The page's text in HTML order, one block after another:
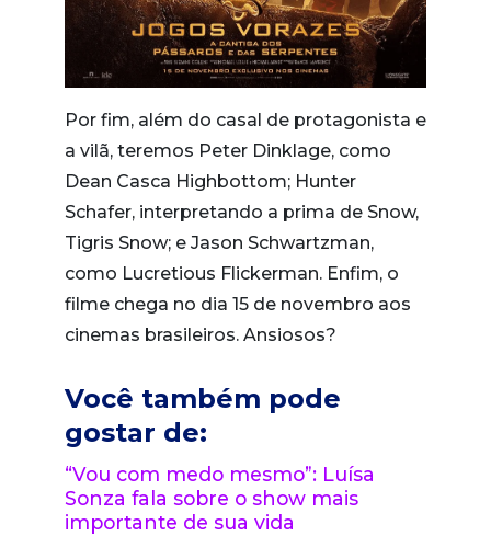
Por fim, além do casal de protagonista e
a vilã, teremos Peter Dinklage, como
Dean Casca Highbottom; Hunter
Schafer, interpretando a prima de Snow,
Tigris Snow; e Jason Schwartzman,
como Lucretious Flickerman. Enfim, o
filme chega no dia 15 de novembro aos
cinemas brasileiros. Ansiosos?
Você também pode
gostar de:
“Vou com medo mesmo”: Luísa
Sonza fala sobre o show mais
importante de sua vida